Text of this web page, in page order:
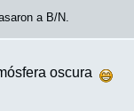
a B/N.
oscura